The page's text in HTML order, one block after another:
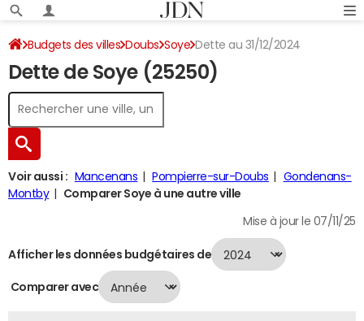
Budgets des villes Doubs Soye Dette au 31/12/2024
Dette de Soye (25250)
Voir aussi : Mancenans Pompierre-sur-Doubs
Gondenans-
Montby
Comparer Soye à une autre ville
Mise à jour le 07/11/25
Afficher les données budgétaires de
Comparer avec